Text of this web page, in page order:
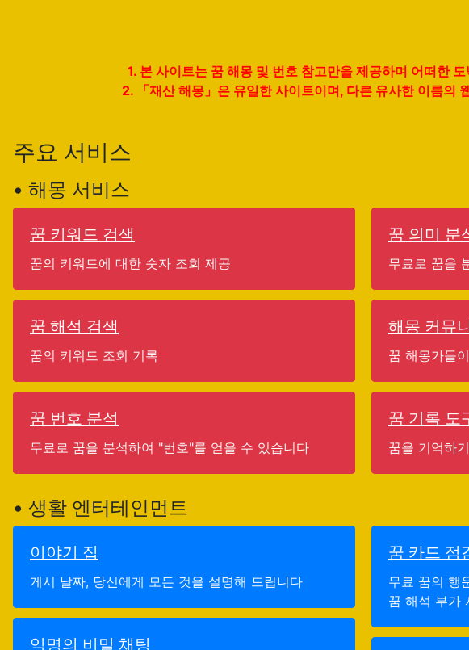
1. 본 사이트는 꿈 해몽 및 번호 참고만을 제공하며 어떠한
2. 「재산 해몽」은 유일한 사이트이며, 다른 유사한 이름의
주요 서비스
• 해몽 서비스
꿈 키워드 검색
꿈의 키워드에 대한 숫자 조회 제공
꿈 해석 검색
꿈의 키워드 조회 기록
꿈 번호 분석
무료로 꿈을 분석하여 "번호"를 얻을 수 있습니다
꿈 의미 분
무료로 꿈을
해몽 커뮤
꿈 해몽가들
꿈 기록 도
꿈을 기억하
• 생활 엔터테인먼트
이야기 집
게시 날짜, 당신에게 모든 것을 설명해 드립니다
익명의 비밀 채팅
꿈 카드 점
무료 꿈의 행
꿈 해석 부가